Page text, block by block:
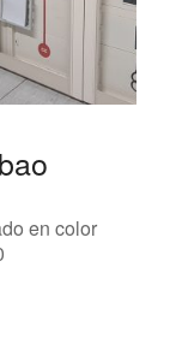
2
en color